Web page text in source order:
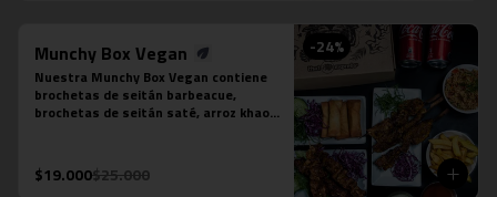
-24%
Munchy Box Vegan
Nuestra Munchy Box Vegan contiene
brochetas de seitán barbeacue,
brochetas de seitán saté, arroz khao
bebidas en lata a tu elección.
$19.000$25.000